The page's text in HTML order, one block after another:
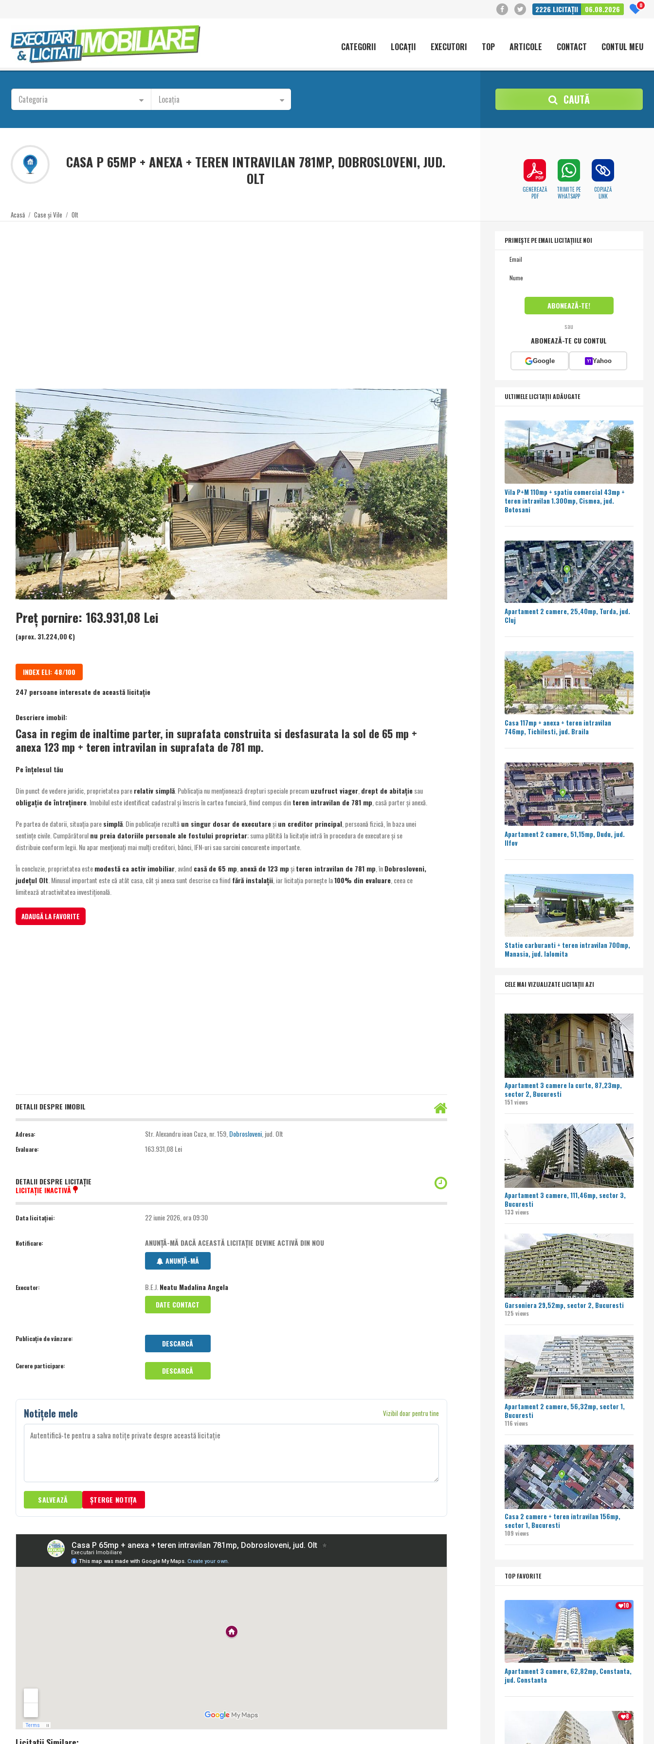
2226 LICITAȚII 06.08.2026 0
CATEGORII LOCAȚII EXECUTORI TOP ARTICOLE CONTACT CONTUL MEU
Categoria Locația CAUTĂ
CASA P 65MP + ANEXA + TEREN INTRAVILAN 781MP, DOBROSLOVENI, JUD.
OLT
Acasă / Case și Vile / Olt
GENEREAZĂ
PDF
TRIMITE PE
WHATSAPP
COPIAZĂ
LINK
Preț pornire: 163.931,08 Lei
(aprox. 31.224,00 €)
INDEX ELI: 48/100
247 persoane interesate de această licitație
Descriere imobil:
Casa in regim de inaltime parter, in suprafata construita si desfasurata la sol de 65 mp +
anexa 123 mp + teren intravilan in suprafata de 781 mp.
Pe înțelesul tău
Din punct de vedere juridic, proprietatea parerelativ simplă . Publicația nu menționează drepturi speciale precumuzufruct viager drept de abitațiesau
obligație de întreținere . Imobilul este identificat cadastral și înscris în cartea funciară, fiind compus dinteren intravilan de 781 mp , casă parter și anexă.
Pe partea de datorii, situația paresimplă . Din publicație rezultă un singur dosar de executareșiun creditor principal , persoană fizică, în baza unei
sentințe civile. Cumpărătorulnu preia datoriile personale ale fostului proprietar; suma plătită la licitație intră în procedura de executare și se
distribuie conform legii. Nu apar menționați mai mulți creditori, bănci, IFN-uri sau sarcini concurente importante.
În concluzie, proprietatea estemodestă ca activ imobiliar , având casă de 65 mp anexă de 123 mpșiteren intravilan de 781 mp , înDobrosloveni,
județul Olt . Minusul important este că atât casa, cât și anexa sunt descrise ca fiind fără instalații , iar licitația pornește la100% din evaluare , ceea ce
limitează atractivitatea investițională.
ADAUGĂ LA FAVORITE
DETALII DESPRE IMOBIL
Adresa: Str. Alexandru ioan Cuza, nr. 159, Dobrosloveni , jud. Olt
Evaluare: 163.931,08 Lei
DETALII DESPRE LICITAȚIE
LICITAȚIE INACTIVĂ
Data licitației: 22 iunie 2026, ora 09:30
Notificare:
ANUNȚĂ-MĂ DACĂ ACEASTĂ LICITAȚIE DEVINE ACTIVĂ DIN NOU
ANUNȚĂ-MĂ
Executor: B.E.J. Neatu Madalina Angela
DATE CONTACT
Publicație de vânzare: DESCARCĂ
Cerere participare: DESCARCĂ
Notițele mele Vizibil doar pentru tine
SALVEAZĂ ȘTERGE NOTIȚA
PRIMEȘTE PE EMAIL LICITAȚIILE NOI
sau
ABONEAZĂ-TE CU CONTUL
Google Y! Yahoo
ULTIMELE LICITAȚII ADĂUGATE
Vila P+M 110mp + spatiu comercial 43mp +
teren intravilan 1.300mp, Cismea, jud.
Botosani
Apartament 2 camere, 25,40mp, Turda, jud.
Cluj
Casa 117mp + anexa + teren intravilan
746mp, Tichilesti, jud. Braila
Apartament 2 camere, 51,15mp, Dudu, jud.
Ilfov
Statie carburanti + teren intravilan 700mp,
Manasia, jud. Ialomita
CELE MAI VIZUALIZATE LICITAȚII AZI
Apartament 3 camere la curte, 87,23mp,
sector 2, Bucuresti
151 views
Apartament 3 camere, 111,46mp, sector 3,
Bucuresti
133 views
Garsoniera 29,52mp, sector 2, Bucuresti
125 views
Apartament 2 camere, 56,32mp, sector 1,
Bucuresti
116 views
Casa 2 camere + teren intravilan 156mp,
sector 1, Bucuresti
109 views
TOP FAVORITE
10
Apartament 3 camere, 62,82mp, Constanta,
jud. Constanta
8